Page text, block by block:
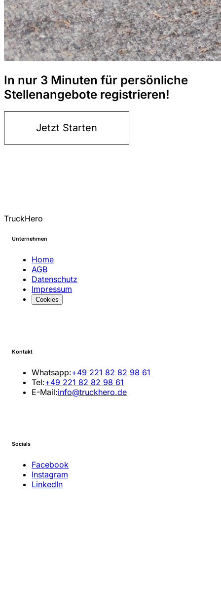
In nur 3 Minuten für persönliche
Stellenangebote registrieren!
Jetzt Starten
TruckHero
Unternehmen
Home
AGB
Datenschutz
Impressum
Cookies
Kontakt
Whatsapp:+49 221 82 82 98 61
Tel:+49 221 82 82 98 61
E-Mail:info@truckhero.de
Socials
Facebook
Instagram
LinkedIn